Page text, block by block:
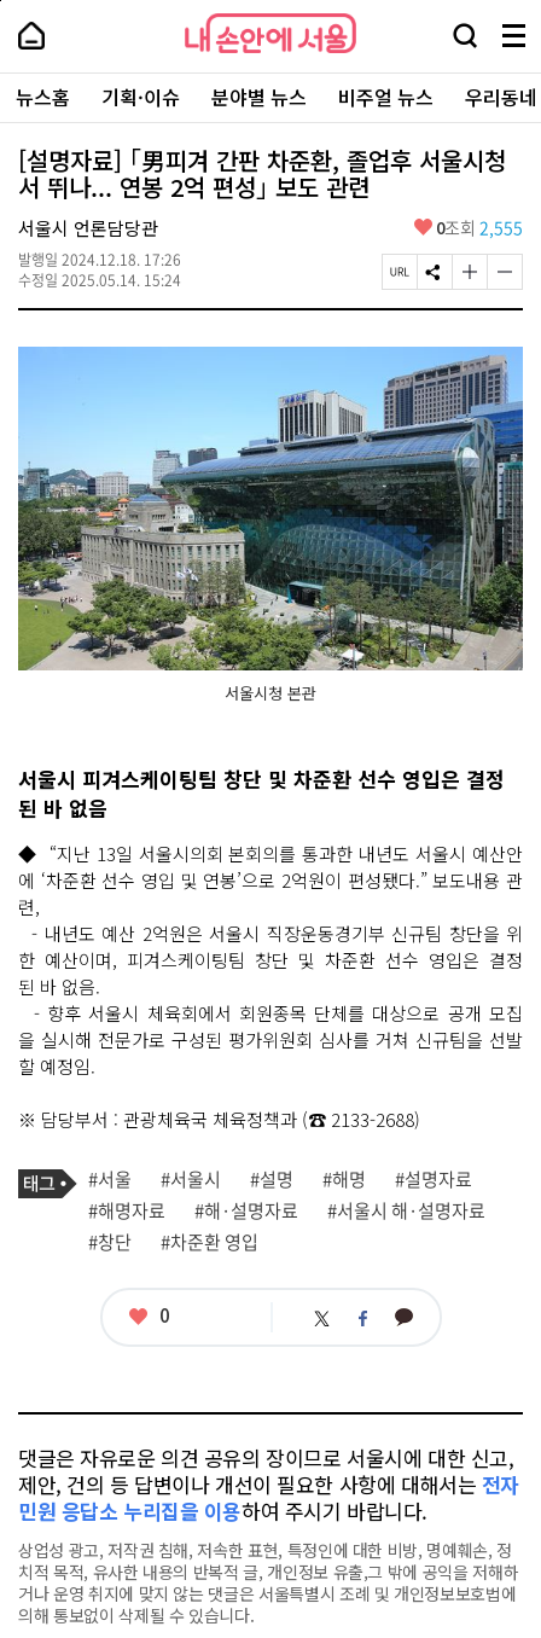
본
로
가
내
손
안
에
서
울
-
서
울
시
대
표
소
통
포
내
손
에
울
검
창
열
기
메
뉴
전
체
보
주
요
서
뉴스홈 기획·이슈 분야별 뉴스 비주얼 뉴스 우리동
[설명자료] ｢男피겨 간판 차준환, 졸업후 서울시청
서 뛰나... 연봉 2억 편성｣ 보도 관련
서울시 언론담당관
발행일 2024.12.18. 17:26
수정일 2025.05.14. 15:24
좋
요
0조회 2,555
페
이
U
L
복
사
S
N
공
유
하
기
글
자
기
크
게
변
경
하
기
글
자
기
작
게
변
경
하
기
서울시청 본관
서울시 피겨스케이팅팀 창단 및 차준환 선수 영입은 결정
된 바 없음
◆ “지난 13일 서울시의회 본회의를 통과한 내년도 서울시 예산안
에 ‘차준환 선수 영입 및 연봉’으로 2억원이 편성됐다.” 보도내용 관
련,
- 내년도 예산 2억원은 서울시 직장운동경기부 신규팀 창단을 위
한 예산이며, 피겨스케이팅팀 창단 및 차준환 선수 영입은 결정
된 바 없음.
- 향후 서울시 체육회에서 회원종목 단체를 대상으로 공개 모집
을 실시해 전문가로 구성된 평가위원회 심사를 거쳐 신규팀을 선발
할 예정임.
※ 담당부서 : 관광체육국 체육정책과 (☎ 2133-2688)
기
사
관
련
태
태
그
#서울 #서울시 #설명 #해명
#설명자료
#해명자료
#해·설명자료
#서울시 해·설명자료
#창단
#차준환 영입
좋
0 트 페 카
댓글은 자유로운 의견 공유의 장이므로 서울시에 대한 신고,
제안, 건의 등 답변이나 개선이 필요한 사항에 대해서는 전자
민원 응답소 누리집을 이용하여 주시기 바랍니다.
상업성 광고, 저작권 침해, 저속한 표현, 특정인에 대한 비방, 명예훼손, 정
치적 목적, 유사한 내용의 반복적 글, 개인정보 유출,그 밖에 공익을 저해하
거나 운영 취지에 맞지 않는 댓글은 서울특별시 조례 및 개인정보보호법에
의해 통보없이 삭제될 수 있습니다.
페
상
단
로